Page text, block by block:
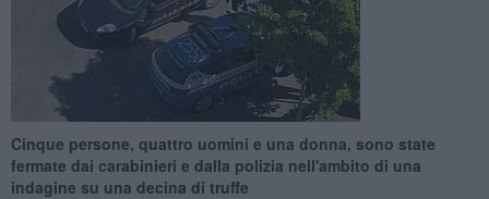
Cinque persone, quattro uomini e una donna, sono state
fermate dai carabinieri e dalla polizia nell'ambito di una
indagine su una decina di truffe